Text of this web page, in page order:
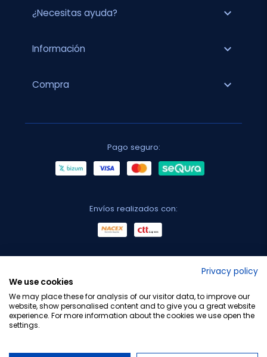
¿Necesitas ayuda? expand_more
Información expand_more
Compra expand_more
Pago seguro:
Envíos realizados con:
Privacy policy
We use cookies
We may place these for analysis of our visitor data, to improve our
website, show personalised content and to give you a great website
experience. For more information about the cookies we use open the
settings.